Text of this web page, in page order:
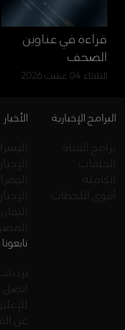
قراءة في عناوين
الصحف
الثلاثاء 04 غشت 2026
الأخبار البرامج الإخبارية
برامج القناة
الحلقات
الكاملة
أقوى اللحظات
تابعونا
اتصل
عن